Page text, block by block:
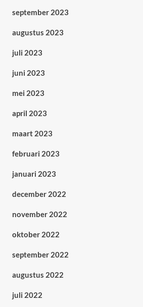
september 2023
augustus 2023
juli 2023
juni 2023
mei 2023
april 2023
maart 2023
februari 2023
januari 2023
december 2022
november 2022
oktober 2022
september 2022
augustus 2022
juli 2022